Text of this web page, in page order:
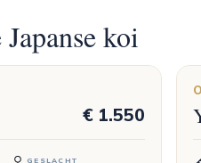
koi
€ 1.550
GESLACHT